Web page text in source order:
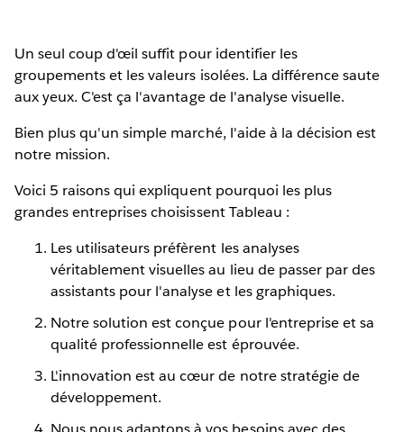
Un seul coup d'œil suffit pour identifier les
groupements et les valeurs isolées. La différence saute
aux yeux. C'est ça l'avantage de l'analyse visuelle.
Bien plus qu'un simple marché, l'aide à la décision est
notre mission.
Voici 5 raisons qui expliquent pourquoi les plus
grandes entreprises choisissent Tableau :
Les utilisateurs préfèrent les analyses
véritablement visuelles au lieu de passer par des
assistants pour l'analyse et les graphiques.
Notre solution est conçue pour l'entreprise et sa
qualité professionnelle est éprouvée.
L'innovation est au cœur de notre stratégie de
développement.